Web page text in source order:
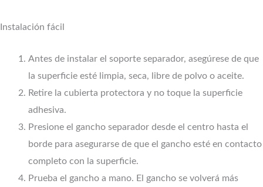
Instalación fácil
Antes de instalar el soporte separador, asegúrese de que
la superficie esté limpia, seca, libre de polvo o aceite.
Retire la cubierta protectora y no toque la superficie
adhesiva.
Presione el gancho separador desde el centro hasta el
borde para asegurarse de que el gancho esté en contacto
completo con la superficie.
Prueba el gancho a mano. El gancho se volverá más